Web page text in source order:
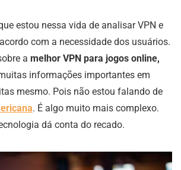
estou nessa vida de analisar VPN e
com a necessidade dos usuários.
a melhor VPN para jogos online,
informações importantes em
mesmo. Pois não estou falando de
. É algo muito mais complexo.
dá conta do recado.